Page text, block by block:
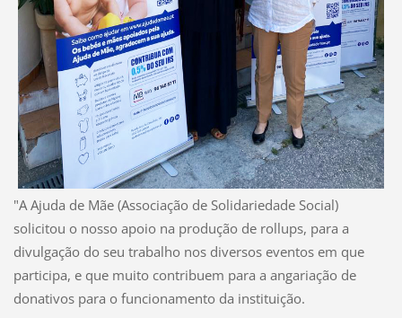
"A Ajuda de Mãe (Associação de Solidariedade Social)
solicitou o nosso apoio na produção de rollups, para a
divulgação do seu trabalho nos diversos eventos em que
participa, e que muito contribuem para a angariação de
donativos para o funcionamento da instituição.